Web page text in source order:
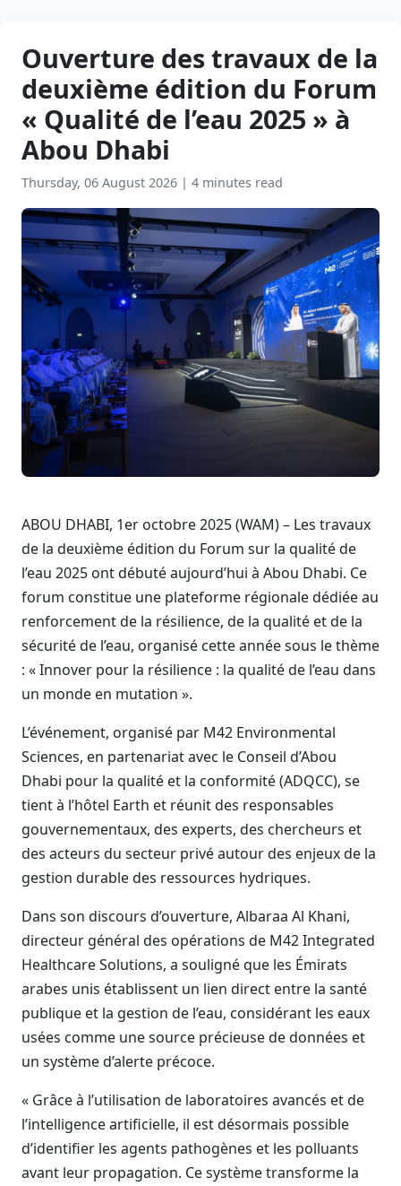
Ouverture des travaux de la
deuxième édition du Forum
« Qualité de l’eau 2025 » à
Abou Dhabi
Thursday, 06 August 2026 | 4 minutes read
ABOU DHABI, 1er octobre 2025 (WAM) – Les travaux
de la deuxième édition du Forum sur la qualité de
l’eau 2025 ont débuté aujourd’hui à Abou Dhabi. Ce
forum constitue une plateforme régionale dédiée au
renforcement de la résilience, de la qualité et de la
sécurité de l’eau, organisé cette année sous le thème
: « Innover pour la résilience : la qualité de l’eau dans
un monde en mutation ».
L’événement, organisé par M42 Environmental
Sciences, en partenariat avec le Conseil d’Abou
Dhabi pour la qualité et la conformité (ADQCC), se
tient à l’hôtel Earth et réunit des responsables
gouvernementaux, des experts, des chercheurs et
des acteurs du secteur privé autour des enjeux de la
gestion durable des ressources hydriques.
Dans son discours d’ouverture, Albaraa Al Khani,
directeur général des opérations de M42 Integrated
Healthcare Solutions, a souligné que les Émirats
arabes unis établissent un lien direct entre la santé
publique et la gestion de l’eau, considérant les eaux
usées comme une source précieuse de données et
un système d’alerte précoce.
« Grâce à l’utilisation de laboratoires avancés et de
l’intelligence artificielle, il est désormais possible
d’identifier les agents pathogènes et les polluants
avant leur propagation. Ce système transforme la